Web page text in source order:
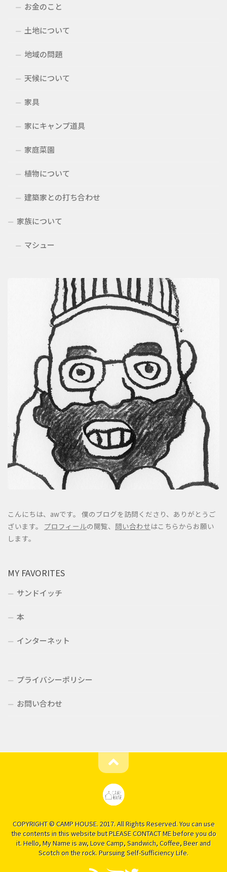
お金のこと
土地について
地域の問題
天候について
家具
家にキャンプ道具
家庭菜園
植物について
建築家との打ち合わせ
家族について
マシュー
こんにちは、awです。 僕のブログを訪問くださり、ありがとうご
ざいます。 プロフィールの閲覧、 問い合わせはこちらからお願い
します。
MY FAVORITES
サンドイッチ
本
インターネット
プライバシーポリシー
お問い合わせ
COPYRIGHT © CAMP HOUSE. 2017. All Rights Reserved. You can use
the contents in this website but PLEASE CONTACT ME before you do
it. Hello, My Name is aw, Love Camp, Sandwich, Coffee, Beer and
Scotch on the rock. Pursuing Self-Sufficiency Life.